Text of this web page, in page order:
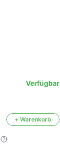
Verfügbar
+ Warenkorb